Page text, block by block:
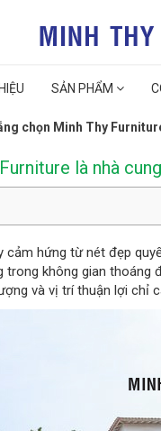
SẢN PHẨM
chọn Minh Thy
là nhà
hứng từ nét đẹp
không gian thoáng
và vị trí thuận lợi chỉ